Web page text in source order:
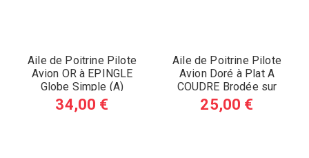
Aile de Poitrine Pilote
Avion OR à EPINGLE
Globe Simple (A)
34,00 €
Aile de Poitrine Pilote
Avion Doré à Plat A
COUDRE Brodée sur
Feutrine (A)
25,00 €